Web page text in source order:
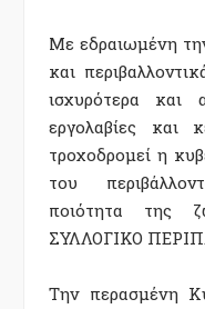
Με εδραιωμένη
και
ισχυρότερα και
εργολαβίες και
τροχοδρομεί η
του
ποιότητα της
ΣΥΛΛΟΓΙΚΟ
Την περασμένη